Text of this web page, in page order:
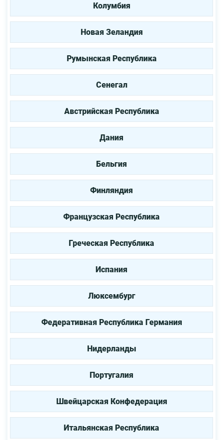
Колумбия
Новая Зеландия
Румынская Республика
Сенегал
Австрийская Республика
Дания
Бельгия
Финляндия
Французская Республика
Греческая Республика
Испания
Люксембург
Федеративная Республика Германия
Нидерланды
Португалия
Швейцарская Конфедерация
Итальянская Республика